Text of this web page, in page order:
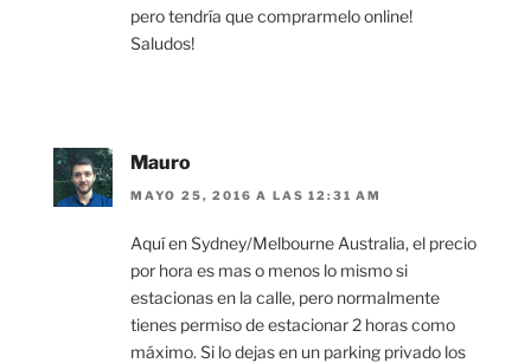
pero tendría que comprarmelo online!
Saludos!
Mauro
MAYO 25, 2016 A LAS 12:31 AM
Aquí en Sydney/Melbourne Australia, el precio
por hora es mas o menos lo mismo si
estacionas en la calle, pero normalmente
tienes permiso de estacionar 2 horas como
máximo. Si lo dejas en un parking privado los